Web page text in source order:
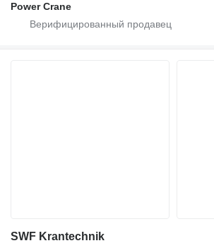
Power Crane
SWF Krantechnik